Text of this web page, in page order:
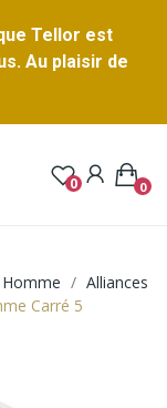
Tellor est
Au plaisir de
0 0
Alliances
Carré 5